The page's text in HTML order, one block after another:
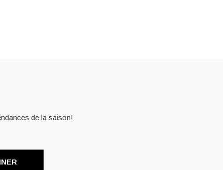
de la saison!